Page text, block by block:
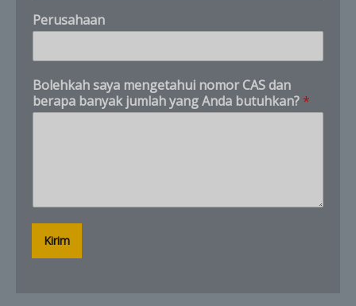
k
Perusahaan
Bolehkah saya mengetahui nomor CAS dan
berapa banyak jumlah yang Anda butuhkan? *
Kirim